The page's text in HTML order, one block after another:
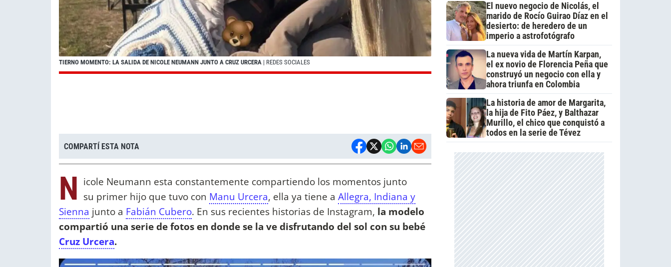
TIERNO MOMENTO: LA SALIDA DE NICOLE NEUMANN JUNTO A CRUZ URCERA | REDES SOCIALES
COMPARTÍ ESTA NOTA
N icole Neumann esta constantemente compartiendo los momentos junto
su primer hijo que tuvo con Manu Urcera, ella ya tiene a Allegra, Indiana y
Sienna junto a Fabián Cubero. En sus recientes historias de Instagram, la modelo
compartió una serie de fotos en donde se la ve disfrutando del sol con su bebé
Cruz Urcera.
El nuevo negocio de Nicolás, el
marido de Rocío Guirao Díaz en el
desierto: de heredero de un
imperio a astrofotógrafo
La nueva vida de Martín Karpan,
el ex novio de Florencia Peña que
construyó un negocio con ella y
ahora triunfa en Colombia
La historia de amor de Margarita,
la hija de Fito Páez, y Balthazar
Murillo, el chico que conquistó a
todos en la serie de Tévez